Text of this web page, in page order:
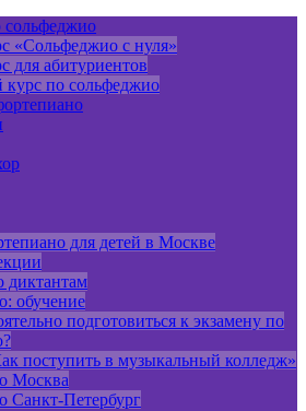
«Сольфеджио с нуля»
для абитуриентов
курс по сольфеджио
для детей в Москве
обучение
подготовиться к экзамену по
поступить в музыкальный колледж»
Москва
Санкт-Петербург